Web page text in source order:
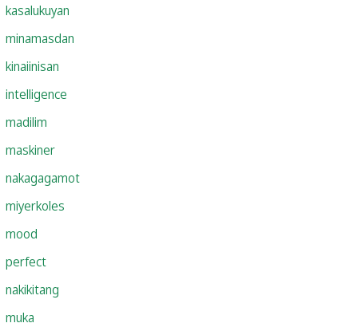
kasalukuyan
minamasdan
kinaiinisan
intelligence
madilim
maskiner
nakagagamot
miyerkoles
mood
perfect
nakikitang
muka